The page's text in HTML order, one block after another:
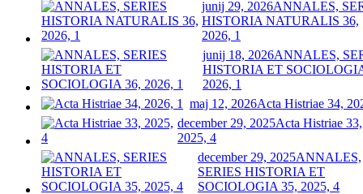
junij 29, 2026ANNALES,
HISTORIA NATURALIS 36,
2026, 1
junij 18, 2026ANNALES,
HISTORIA ET
2026, 1
maj 12, 2026Acta Histriae 34,
december 29, 2025Acta Histriae 33,
2025, 4
december 29, 2025ANNALES,
SERIES HISTORIA ET
SOCIOLOGIA 35, 2025, 4